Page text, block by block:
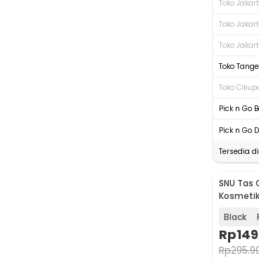
Toko
Toko
Toko
Toko
Toko
Pick n Go
Pick n Go
Tersedia di
SNU Tas
Black
Rp
Rp